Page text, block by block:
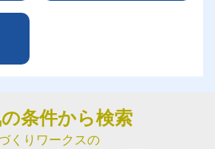
の条件から検索
くりワークスの